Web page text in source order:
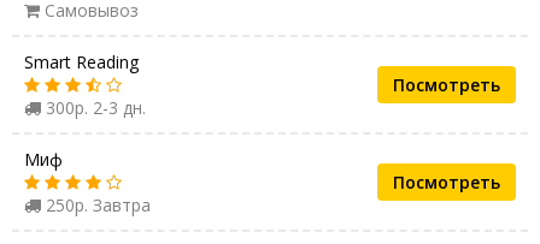
Самовывоз
Smart Reading
300р. 2-3 дн.
Посмотреть
Миф
250р. Завтра
Посмотреть